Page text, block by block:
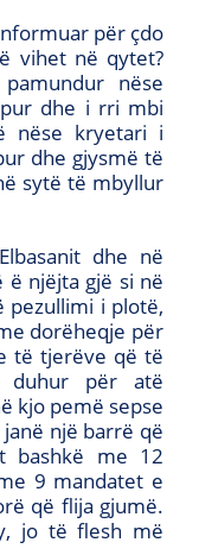
për çdo
vihet në qytet?
nëse
dhe i rri mbi
nëse kryetari i
dhe gjysmë të
sytë të mbyllur
dhe në
ë njëjta gjë si në
pezullimi i plotë,
dorëheqje për
të tjerëve që të
duhur për atë
kjo pemë sepse
një barrë që
bashkë me 12
9 mandatet e
që flija gjumë.
jo të flesh më